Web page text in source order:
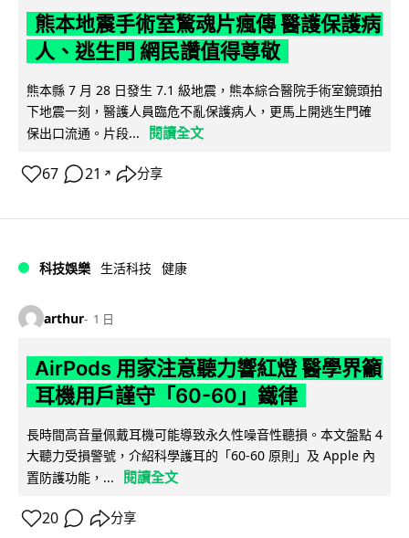
熊本地震手術室驚魂片瘋傳 醫護保護病
人、逃生門 網民讚值得尊敬
熊本縣 7 月 28 日發生 7.1 級地震，熊本綜合醫院手術室鏡頭拍
下地震一刻，醫護人員臨危不亂保護病人，更馬上開逃生門確
保出口流通。片段...
閱讀全文
67 21 ↗ 分享
科技娛樂 生活科技 健康
arthur 1 日
AirPods 用家注意聽力響紅燈 醫學界籲
耳機用戶謹守「60-60」鐵律
長時間高音量佩戴耳機可能導致永久性噪音性聽損。本文盤點 4
大聽力受損警號，介紹科學護耳的「60-60 原則」及 Apple 內
置防護功能，...
閱讀全文
20 分享